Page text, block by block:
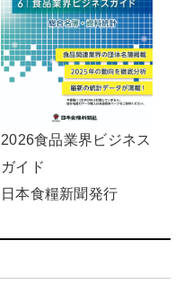
2026食品業界ビジネス
ガイド
日本食糧新聞発行